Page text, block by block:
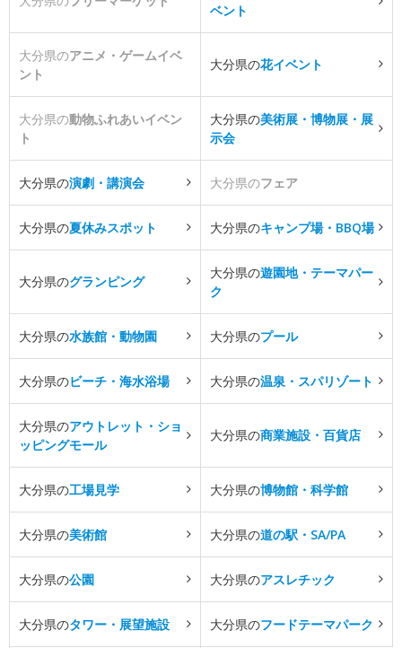
ベント
大分県のアニメ・ゲームイベ
ント
大分県の花イベント
大分県の動物ふれあいイベン
ト
大分県の美術展・博物展・展
示会
大分県の演劇・講演会 大分県のフェア
大分県の夏休みスポット 大分県のキャンプ場・BBQ場
大分県のグランピング
大分県の遊園地・テーマパー
ク
大分県の水族館・動物園 大分県のプール
大分県のビーチ・海水浴場 大分県の温泉・スパリゾート
大分県のアウトレット・ショ
ッピングモール
大分県の商業施設・百貨店
大分県の工場見学 大分県の博物館・科学館
大分県の美術館 大分県の道の駅・SA/PA
大分県の公園 大分県のアスレチック
大分県のタワー・展望施設 大分県のフードテーマパーク